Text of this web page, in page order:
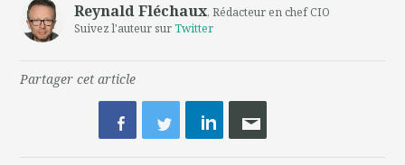
Reynald Fléchaux, Rédacteur en chef CIO
Suivez l'auteur surTwitter
Partager cet article